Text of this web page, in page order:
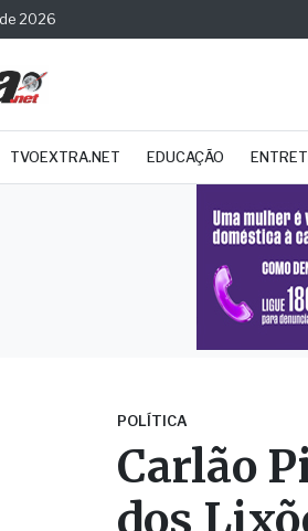
2026
TVOEXTRA.NET EDUCAÇÃO
Carlão
dos